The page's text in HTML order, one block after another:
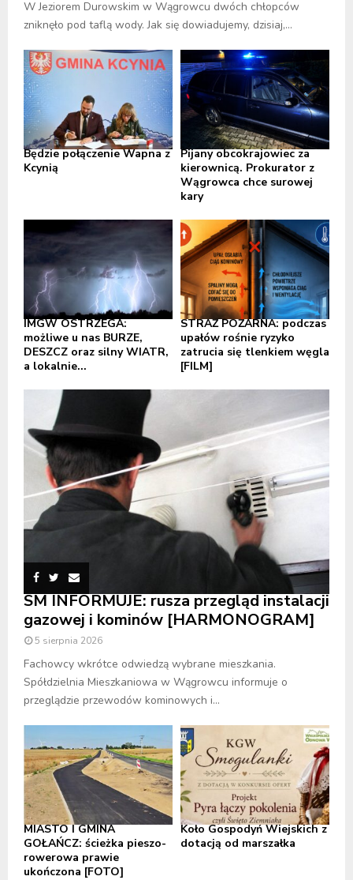
W Jeziorem Durowskim w Wągrowcu dwóch chłopców
zniknęło pod taflą wody. Jak się dowiadujemy, dzisiaj,...
Będzie połączenie Wapna z
Kcynią
Pijany obcokrajowiec za
kierownicą. Prokurator z
Wągrowca chce surowej
kary
IMGW OSTRZEGA:
możliwe u nas BURZE,
DESZCZ oraz silny WIATR,
a lokalnie...
STRAŻ POŻARNA: podczas
upałów rośnie ryzyko
zatrucia się tlenkiem węgla
[FILM]
SM INFORMUJE: rusza przegląd instalacji
gazowej i kominów [HARMONOGRAM]
5 sierpnia 2026
Fachowcy wkrótce odwiedzą wybrane mieszkania.
Spółdzielnia Mieszkaniowa w Wągrowcu informuje o
przeglądzie przewodów kominowych i...
MIASTO I GMINA
GOŁAŃCZ: ścieżka pieszo-
rowerowa prawie
ukończona [FOTO]
Koło Gospodyń Wiejskich z
dotacją od marszałka